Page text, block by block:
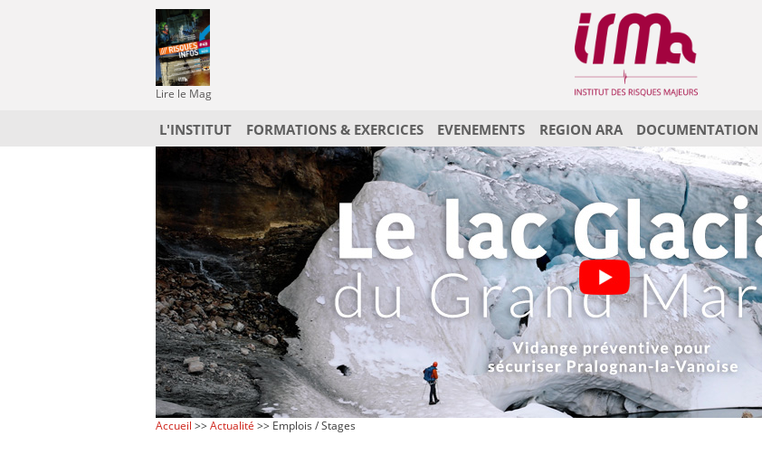
Lire le Mag
L'INSTITUT FORMATIONS & EXERCICES EVENEMENTS REGION ARA DOCUMENTATION
Accueil >>Actualité >> Emplois / Stages